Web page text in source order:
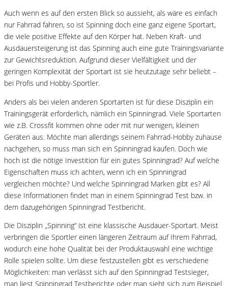
Auch wenn es auf den ersten Blick so aussieht, als wäre es einfach
nur Fahrrad fahren, so ist Spinning doch eine ganz eigene Sportart,
die viele positive Effekte auf den Körper hat. Neben Kraft- und
Ausdauersteigerung ist das Spinning auch eine gute Trainingsvariante
zur Gewichtsreduktion. Aufgrund dieser Vielfältigkeit und der
geringen Komplexität der Sportart ist sie heutzutage sehr beliebt –
bei Profis und Hobby-Sportler.
Anders als bei vielen anderen Sportarten ist für diese Disziplin ein
Trainingsgerät erforderlich, nämlich ein Spinningrad. Viele Sportarten
wie z.B. Crossfit kommen ohne oder mit nur wenigen, kleinen
Geräten aus. Möchte man allerdings seinem Fahrrad-Hobby zuhause
nachgehen, so muss man sich ein Spinningrad kaufen. Doch wie
hoch ist die nötige Investition für ein gutes Spinningrad? Auf welche
Eigenschaften muss ich achten, wenn ich ein Spinningrad
vergleichen möchte? Und welche Spinningrad Marken gibt es? All
diese Informationen findet man in einem Spinningrad Test bzw. in
dem dazugehörigen Spinningrad Testbericht.
Die Disziplin „Spinning“ ist eine klassische Ausdauer-Sportart. Meist
verbringen die Sportler einen längeren Zeitraum auf Ihrem Fahrrad,
wodurch eine hohe Qualität bei der Produktauswahl eine wichtige
Rolle spielen sollte. Um diese festzustellen gibt es verschiedene
Möglichkeiten: man verlässt sich auf den Spinningrad Testsieger,
man liest Spinningrad Testberichte oder man sieht sich zum Beispiel